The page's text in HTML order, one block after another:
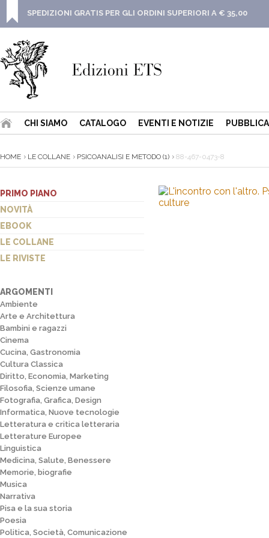
SPEDIZIONI GRATIS PER GLI ORDINI SUPERIORI A € 35,00
CHI SIAMO CATALOGO EVENTI E NOTIZIE
HOME LE COLLANE PSICOANALISI E METODO (1) 88-467-0473-8
PRIMO PIANO
NOVITÀ
EBOOK
LE COLLANE
LE RIVISTE
ARGOMENTI
Ambiente
Arte e Architettura
Bambini e ragazzi
Cinema
Cucina, Gastronomia
Cultura Classica
Diritto, Economia, Marketing
Filosofia, Scienze umane
Fotografia, Grafica, Design
Informatica, Nuove tecnologie
Letteratura e critica letteraria
Letterature Europee
Linguistica
Medicina, Salute, Benessere
Memorie, biografie
Musica
Narrativa
Pisa e la sua storia
Poesia
Politica, Società, Comunicazione